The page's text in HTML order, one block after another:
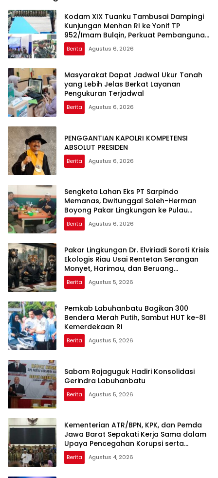
Kodam XIX Tuanku Tambusai Dampingi
Kunjungan Menhan RI ke Yonif TP
952/Imam Bulqin, Perkuat Pembangunan
Satuan
Berita Agustus 6, 2026
Masyarakat Dapat Jadwal Ukur Tanah
yang Lebih Jelas Berkat Layanan
Pengukuran Terjadwal
Berita Agustus 6, 2026
PENGGANTIAN KAPOLRI KOMPETENSI
ABSOLUT PRESIDEN
Berita Agustus 6, 2026
Sengketa Lahan Eks PT Sarpindo
Memanas, Dwitunggal Soleh-Herman
Boyong Pakar Lingkungan ke Pulau
Rupat
Berita Agustus 6, 2026
Pakar Lingkungan Dr. Elviriadi Soroti Krisis
Ekologis Riau Usai Rentetan Serangan
Monyet, Harimau, dan Beruang
Terhadap Warga
Berita Agustus 5, 2026
Pemkab Labuhanbatu Bagikan 300
Bendera Merah Putih, Sambut HUT ke-81
Kemerdekaan RI
Berita Agustus 5, 2026
Sabam Rajaguguk Hadiri Konsolidasi
Gerindra Labuhanbatu
Berita Agustus 5, 2026
Kementerian ATR/BPN, KPK, dan Pemda
Jawa Barat Sepakati Kerja Sama dalam
Upaya Pencegahan Korupsi serta
Penguatan Ekonomi Daerah
Berita Agustus 4, 2026